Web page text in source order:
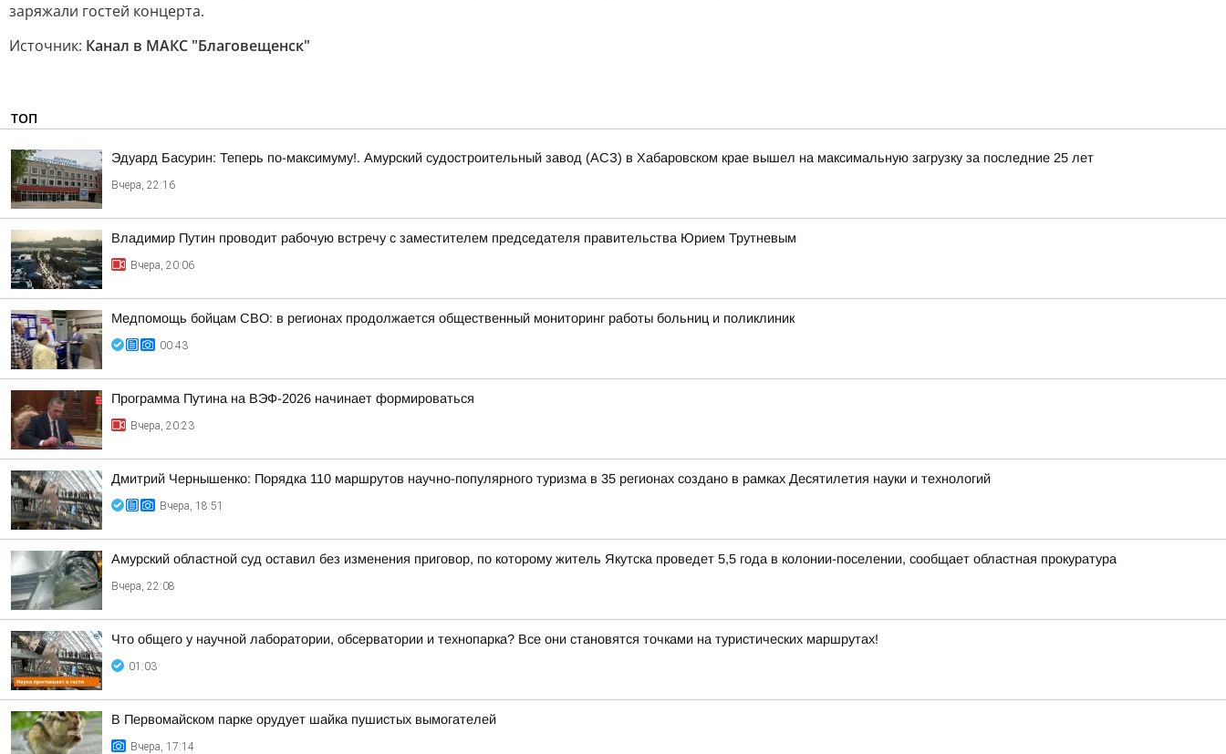
заряжали гостей концерта.
Источник: Канал в МАКС "Благовещенск"
ТОП
Эдуард Басурин: Теперь по-максимуму!. Амурский судостроительный завод (АСЗ) в Хабаровском крае вышел на максимальную загрузку за последние 25 лет
Вчера, 22:16
Владимир Путин проводит рабочую встречу с заместителем председателя правительства Юрием Трутневым
Вчера, 20:06
Медпомощь бойцам СВО: в регионах продолжается общественный мониторинг работы больниц и поликлиник
00:43
Программа Путина на ВЭФ-2026 начинает формироваться
Вчера, 20:23
Дмитрий Чернышенко: Порядка 110 маршрутов научно-популярного туризма в 35 регионах создано в рамках Десятилетия науки и технологий
Вчера, 18:51
Амурский областной суд оставил без изменения приговор, по которому житель Якутска проведет 5,5 года в колонии-поселении, сообщает областная прокуратура
Вчера, 22:08
Что общего у научной лаборатории, обсерватории и технопарка? Все они становятся точками на туристических маршрутах!
01:03
В Первомайском парке орудует шайка пушистых вымогателей
Вчера, 17:14